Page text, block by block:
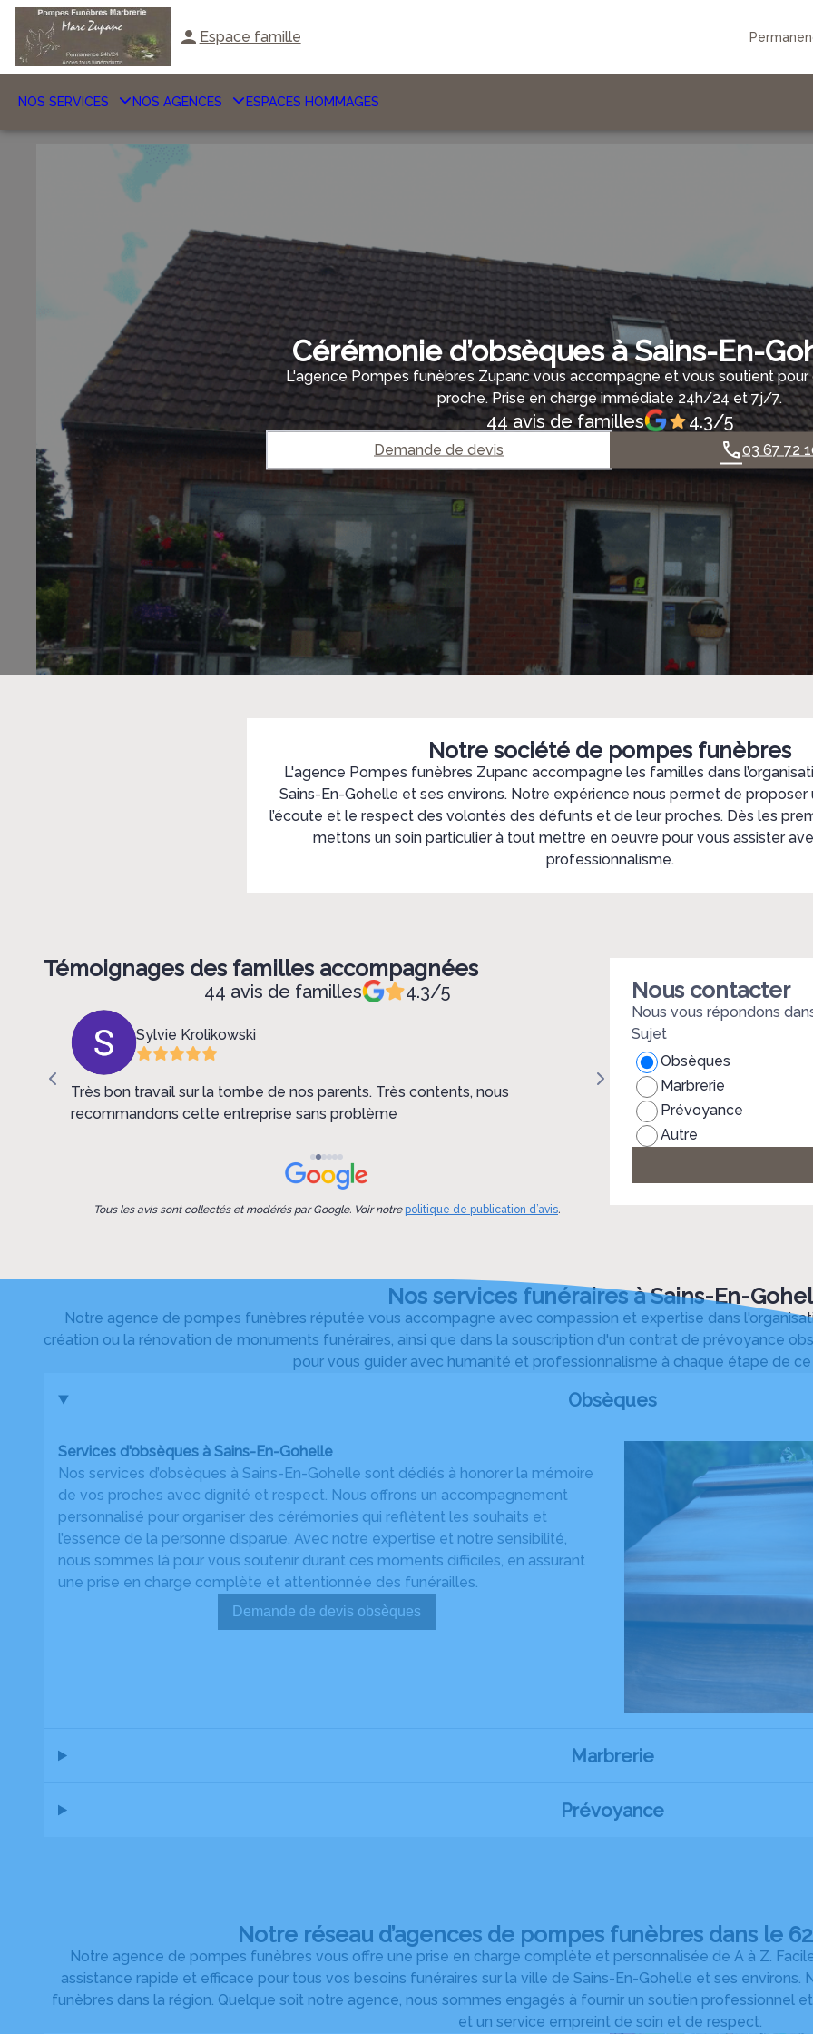
Espace famille
NOS SERVICES NOS AGENCES ESPACES HOMMAGES
Cérémonie d’obsèques à Sains-En-
L'agence Pompes funèbres Zupanc vous accompagne et vous soutient pour
proche. Prise en charge immédiate 24h/24 et 7j/7.
44 avis de familles 4.3/5
Demande de devis 03 67 72
Notre société de pompes funèbres
L'agence Pompes funèbres Zupanc accompagne les familles dans
Sains-En-Gohelle et ses environs. Notre expérience nous permet de proposer
l’écoute et le respect des volontés des défunts et de leur proches. Dès les
mettons un soin particulier à tout mettre en oeuvre pour vous assister
professionnalisme.
Témoignages des familles accompagnées
44 avis de familles 4.3/5
Sylvie Krolikowski
Très bon travail sur la tombe de nos parents. Très contents, nous
recommandons cette entreprise sans problème
Emilie Renard
Un monument funéraire refait
réalisation effectuée avec
Monsieur Zupanc et ses
Tous les avis sont collectés et modérés par Google. Voir notrepolitique de publication d’avis.
Nous contacter
Nous vous répondons
Sujet
Obsèques
Marbrerie
Prévoyance
Autre
Nos services funéraires à Sains-En-
Notre agence de pompes funèbres réputée vous accompagne avec compassion et expertise dans
création ou la rénovation de monuments funéraires, ainsi que dans la souscription d'un contrat de prévoyance
pour vous guider avec humanité et professionnalisme à chaque étape de
Obsèques
Services d'obsèques à Sains-En-Gohelle
Nos services d’obsèques à Sains-En-Gohelle sont dédiés à honorer la mémoire
de vos proches avec dignité et respect. Nous offrons un accompagnement
personnalisé pour organiser des cérémonies qui reflètent les souhaits et
l’essence de la personne disparue. Avec notre expertise et notre sensibilité,
nous sommes là pour vous soutenir durant ces moments difficiles, en assurant
une prise en charge complète et attentionnée des funérailles.
Demande de devis obsèques
Marbrerie
Prévoyance
Notre réseau d’agences de pompes funèbres dans le
Notre agence de pompes funèbres vous offre une prise en charge complète et personnalisée de A à Z.
assistance rapide et efficace pour tous vos besoins funéraires sur la ville de Sains-En-Gohelle et ses
funèbres dans la région. Quelque soit notre agence, nous sommes engagés à fournir un soutien professionnel
et un service empreint de soin et de respect.